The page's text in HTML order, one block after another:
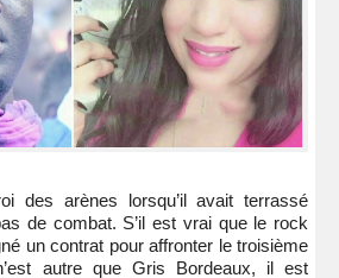
de combat. S’il est vrai que le rock
un contrat pour affronter le troisième
autre que Gris Bordeaux, il est